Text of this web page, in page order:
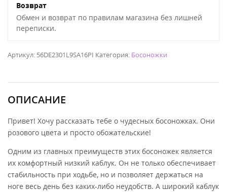
Возврат
Обмен и возврат по правилам магазина без лишней
переписки.
Артикул: 56DE2301L9SA16PI Категория: Босоножки
ОПИСАНИЕ
Привет! Хочу рассказать тебе о чудесных босоножках. Они
розового цвета и просто обожательские!
Одним из главных преимуществ этих босоножек является
их комфортный низкий каблук. Он не только обеспечивает
стабильность при ходьбе, но и позволяет держаться на
ноге весь день без каких-либо неудобств. А широкий каблук